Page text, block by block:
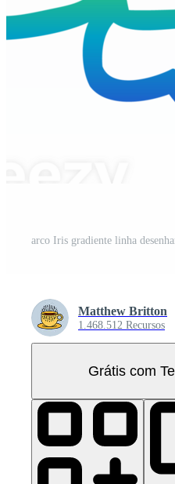
Matthew Britton
1.468.512 Recursos
Grátis com